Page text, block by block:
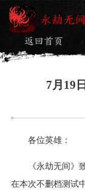
永劫无间
返回首页 /
7月19
各位英雄：
《永劫无间》致
在本次不删档测试